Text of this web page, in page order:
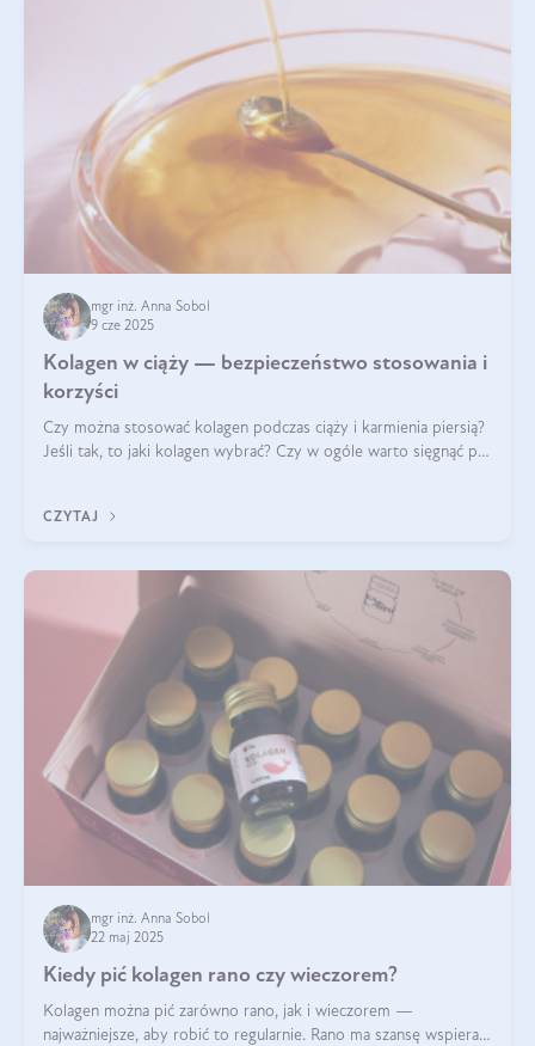
mgr inż. Anna Sobol
9 cze 2025
Kolagen w ciąży — bezpieczeństwo stosowania i
korzyści
Czy można stosować kolagen podczas ciąży i karmienia piersią?
Jeśli tak, to jaki kolagen wybrać? Czy w ogóle warto sięgnąć po
CZYTAJ
mgr inż. Anna Sobol
22 maj 2025
Kiedy pić kolagen rano czy wieczorem?
Kolagen można pić zarówno rano, jak i wieczorem —
najważniejsze, aby robić to regularnie. Rano ma szansę wspierać